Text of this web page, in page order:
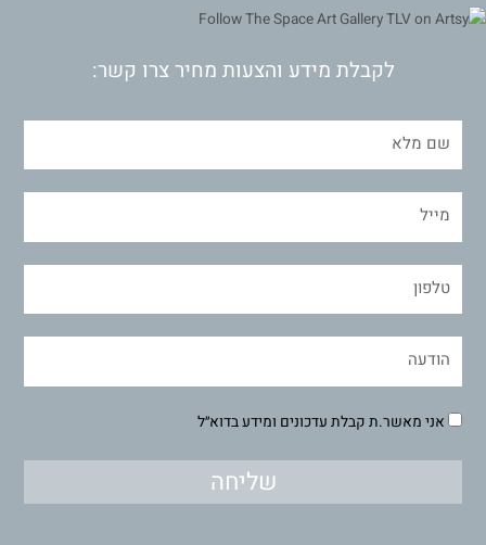
לקבלת מידע והצעות מחיר צרו קשר:
אני מאשר.ת קבלת עדכונים ומידע בדוא״ל
שליחה